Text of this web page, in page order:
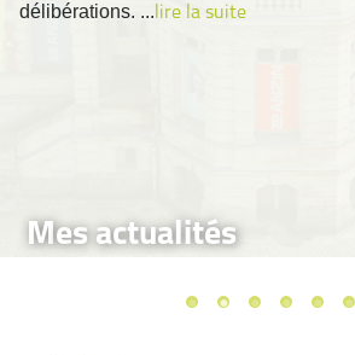
Mes actualités
délibérations. ... lire la suite